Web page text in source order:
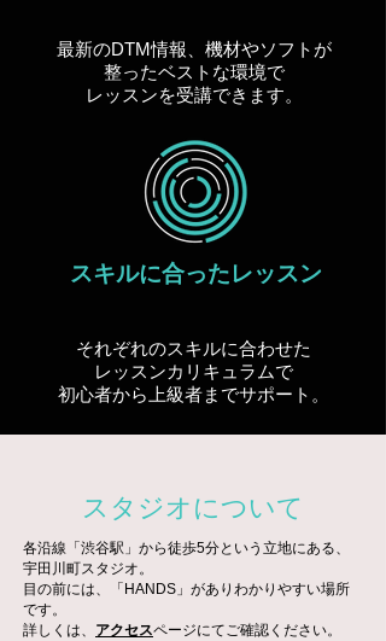
最新のDTM情報、機材やソフトが
整ったベストな環境で
​レッスンを受講できます。
スキルに合ったレッスン
それぞれのスキルに合わせた
レッスンカリキュラムで
​初心者から上級者までサポート。
スタジオについて
各沿線「渋谷駅」から徒歩5分という立地にある、
宇田川町スタジオ。
目の前には、「HANDS」がありわかりやすい場所
です。
詳しくは、 アクセスページにてご確認ください。